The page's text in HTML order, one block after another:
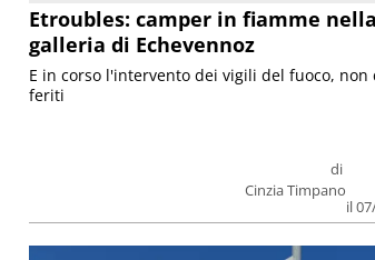
Etroubles: camper in fiamme nella
galleria di Echevennoz
di
Cinzia Timpano
il
E in corso l'intervento dei vigili del fuoco, non
feriti